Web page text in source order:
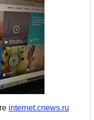
internet.cnews.ru